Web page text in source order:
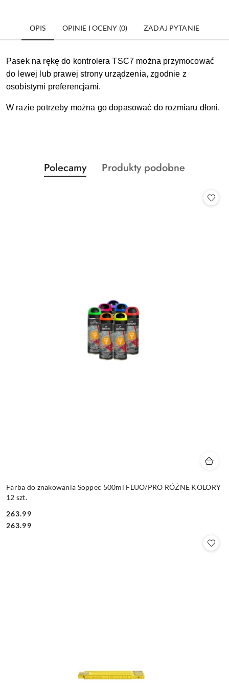
OPIS OPINIE I OCENY (0) ZADAJ PYTANIE
Pasek na rękę do kontrolera TSC7 można przymocować
do lewej lub prawej strony urządzenia, zgodnie z
osobistymi preferencjami.
W razie potrzeby można go dopasować do rozmiaru dłoni.
Pomiń karuzelę produktów
Produkty
o
Polecamy
Produkty
Produkty podobne
Farba do znakowania Soppec 500ml FLUO/PRO RÓŻNE KOLORY
12 szt.
Cena:
263.99
Cena:
263.99